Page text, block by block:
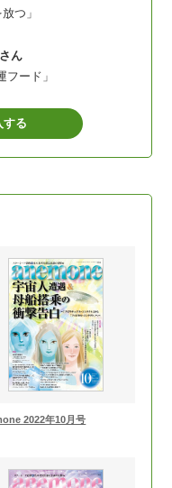
つ」
ん
フード」
る
2022年10月号